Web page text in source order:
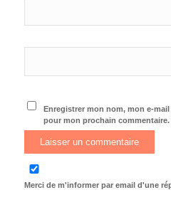
Enregistrer mon nom, mon e-
pour mon prochain commentaire.
Merci de m'informer par email d'une